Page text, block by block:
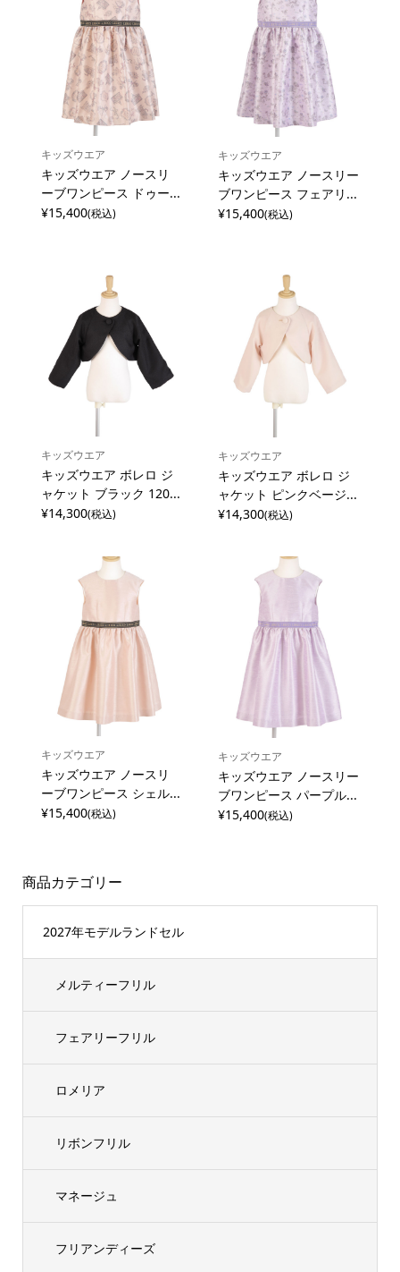
キッズウエア
キッズウエア ノースリ
ーブワンピース ドゥー...
¥15,400(税込)
キッズウエア
キッズウエア ノースリー
ブワンピース フェアリ...
¥15,400(税込)
キッズウエア
キッズウエア ボレロ ジ
ャケット ブラック 120...
¥14,300(税込)
キッズウエア
キッズウエア ボレロ ジ
ャケット ピンクベージ...
¥14,300(税込)
キッズウエア
キッズウエア ノースリ
ーブワンピース シェル...
¥15,400(税込)
キッズウエア
キッズウエア ノースリー
ブワンピース パープル...
¥15,400(税込)
商品カテゴリー
2027年モデルランドセル
メルティーフリル
フェアリーフリル
ロメリア
リボンフリル
マネージュ
フリアンディーズ